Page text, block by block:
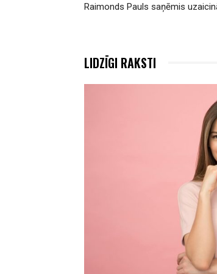
Raimonds Pauls saņēmis
LIDZĪGI RAKSTI